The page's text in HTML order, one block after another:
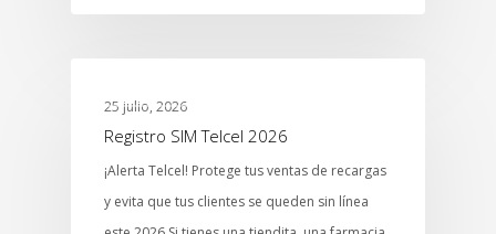
25 julio, 2026
Registro SIM Telcel 2026
¡Alerta Telcel! Protege tus ventas de recargas
y evita que tus clientes se queden sin línea